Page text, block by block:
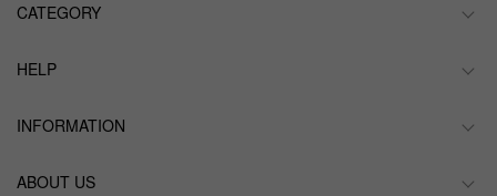
CATEGORY
HELP
INFORMATION
ABOUT US